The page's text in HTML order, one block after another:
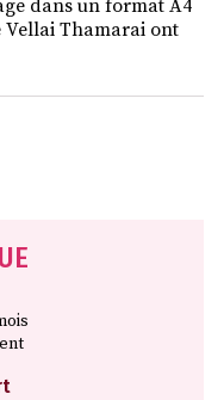
dans un format A4
Vellai Thamarai ont